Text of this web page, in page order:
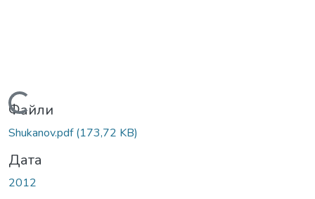
Вантажиться...
Файли
Shukanov.pdf(173,72 KB)
Дата
2012